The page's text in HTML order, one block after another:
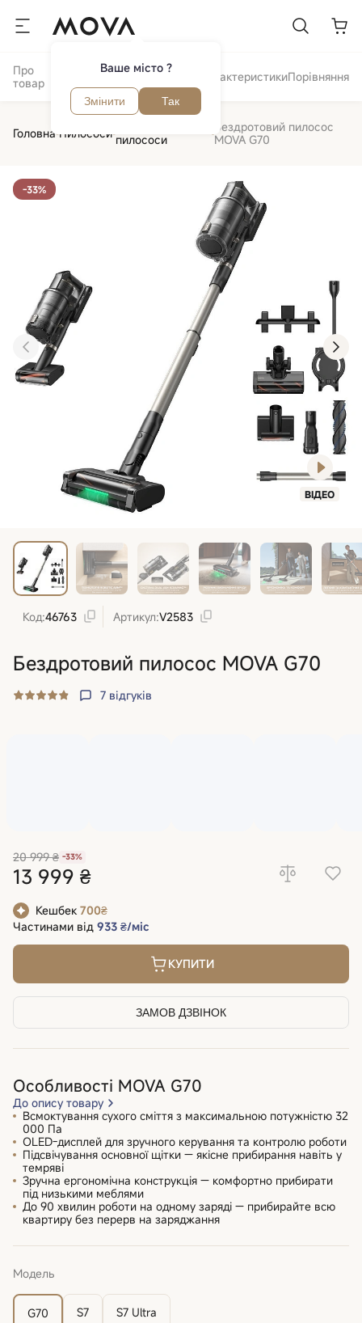
Ваше місто ?
Змінити Так
Про
товар
Відгуки та
Огляд ХарактеристикиПорівняння
Головна Пилососи пилососи
Бездротовий пилосос
MOVA G70
‹ ›
ВІДЕО
-33%
Код:46763 Артикул:V2583
Бездротовий пилосос MOVA G70
7 відгуків
20 999 ₴ -33%
13 999 ₴
КУПИТИ
ЗАМОВ ДЗВІНОК
Кешбек 700₴
Частинами від 933 ₴/міс
Особливості MOVA G70
До опису товару
Всмоктування сухого сміття з максимальною потужністю 32
000 Па
OLED-дисплей для зручного керування та контролю роботи
Підсвічування основної щітки — якісне прибирання навіть у
темряві
Зручна ергономічна конструкція — комфортно прибирати
під низькими меблями
До 90 хвилин роботи на одному заряді — прибирайте всю
квартиру без перерв на заряджання
Модель
G70 S7 S7 Ultra